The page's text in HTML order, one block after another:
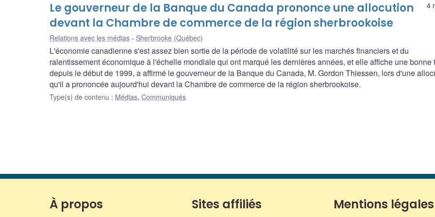
4
Le gouverneur de la Banque du Canada prononce une allocution
devant la Chambre de commerce de la région sherbrookoise
Relations avec les médias Sherbrooke (Québec)
L'économie canadienne s'est assez bien sortie de la période de volatilité sur les marchés financiers et du
ralentissement économique à l'échelle mondiale qui ont marqué les dernières années, et elle affiche une bonne
depuis le début de 1999, a affirmé le gouverneur de la Banque du Canada, M. Gordon Thiessen, lors d'une
qu'il a prononcée aujourd'hui devant la Chambre de commerce de la région sherbrookoise.
Type(s) de contenu : Médias, Communiqués
À propos Sites affiliés Mentions légales